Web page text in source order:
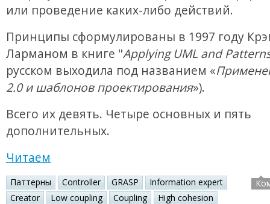
или проведение каких-либо действий.
Принципы сформулированы в 1997 году
Ларманом в книге "Applying UML and
русском выходила под названием «
2.0 и шаблонов проектирования»).
Всего их девять. Четыре основных и пять
дополнительных.
Читаем
Паттерны Controller GRASP
Information expert
Creator
Low coupling Coupling
High cohesion